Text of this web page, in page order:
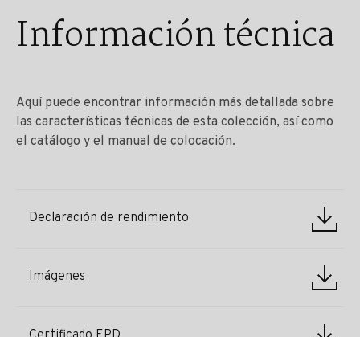
Información técnica
Aquí puede encontrar información más detallada sobre
las características técnicas de esta colección, así como
el catálogo y el manual de colocación.
Declaración de rendimiento
Imágenes